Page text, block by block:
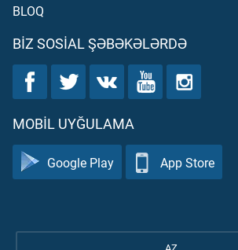
BLOQ
BIZ SOSIAL ŞƏBƏKƏLƏRDƏ
MOBIL UYĞULAMA
Google Play App Store